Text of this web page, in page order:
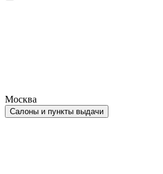
Москва
Салоны и пункты выдачи